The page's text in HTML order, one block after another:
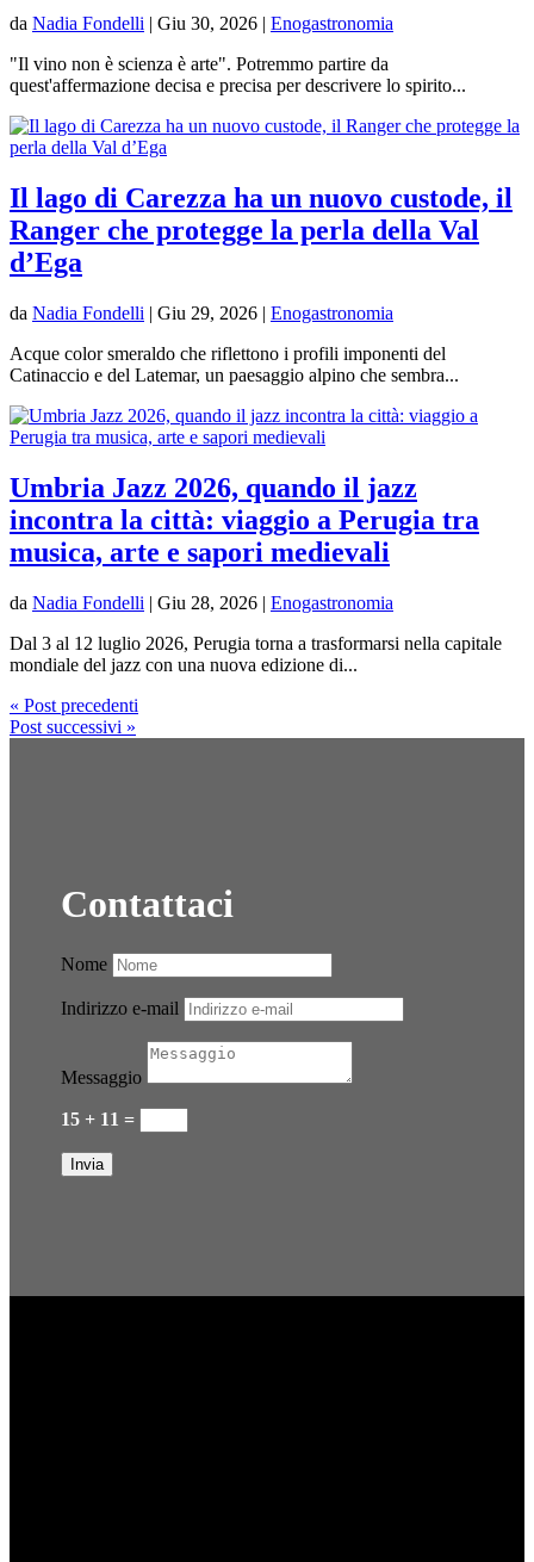
da Nadia Fondelli | Giu 30, 2026 | Enogastronomia
"Il vino non è scienza è arte". Potremmo partire da
quest'affermazione decisa e precisa per descrivere lo spirito...
Il lago di Carezza ha un nuovo custode, il
Ranger che protegge la perla della Val
d’Ega
da Nadia Fondelli | Giu 29, 2026 | Enogastronomia
Acque color smeraldo che riflettono i profili imponenti del
Catinaccio e del Latemar, un paesaggio alpino che sembra...
Umbria Jazz 2026, quando il jazz
incontra la città: viaggio a Perugia tra
musica, arte e sapori medievali
da Nadia Fondelli | Giu 28, 2026 | Enogastronomia
Dal 3 al 12 luglio 2026, Perugia torna a trasformarsi nella capitale
mondiale del jazz con una nuova edizione di...
« Post precedenti
Post successivi »
Contattaci
Nome
Indirizzo e-mail
Messaggio
15 + 11 =
Invia